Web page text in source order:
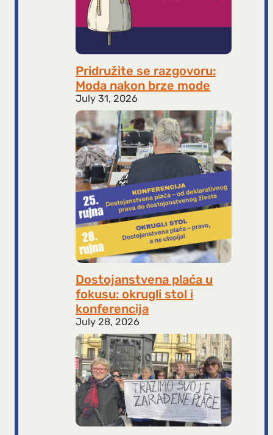
Pridružite se razgovoru:
Moda nakon brze mode
July 31, 2026
Dostojanstvena plaća u
fokusu: okrugli stol i
konferencija
July 28, 2026